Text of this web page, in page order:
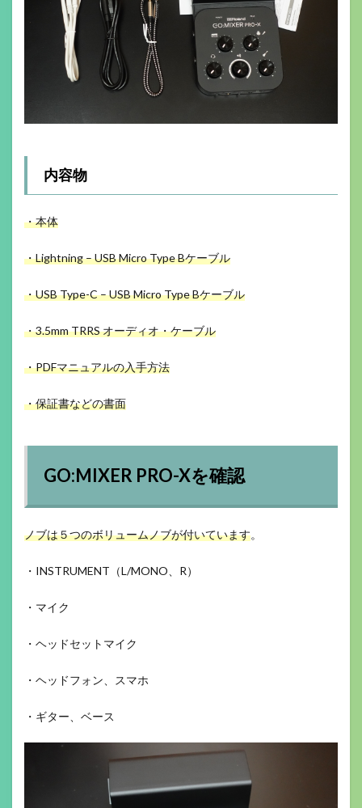
内容物
・本体
・Lightning – USB Micro Type Bケーブル
・USB Type-C – USB Micro Type Bケーブル
・3.5mm TRRS オーディオ・ケーブル
・PDFマニュアルの入手方法
・保証書などの書面
GO:MIXER PRO-Xを確認
ノブは５つのボリュームノブが付いています。
・INSTRUMENT（L/MONO、R）
・マイク
・ヘッドセットマイク
・ヘッドフォン、スマホ
・ギター、ベース